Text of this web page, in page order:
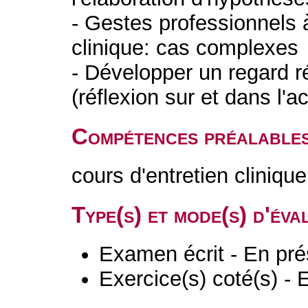
- Gestes professionnels
clinique: cas complexes
- Développer un regard
(réflexion sur et dans
Compétences
cours d'entretien
Type(s) et mode(s)
Examen écrit - En
Exercice(s) coté(s) -